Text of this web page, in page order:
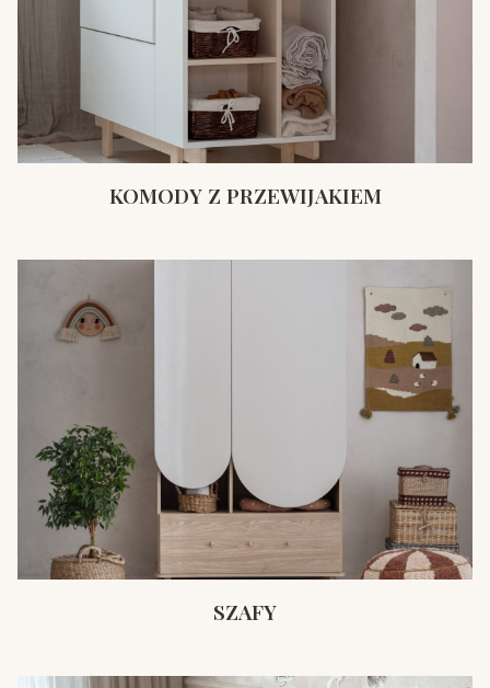
KOMODY Z PRZEWIJAKIEM
SZAFY